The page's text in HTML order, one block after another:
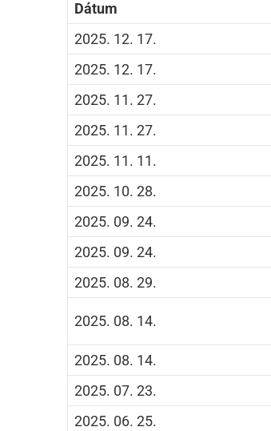
Dátum
2025. 12. 17.
2025. 12. 17.
2025. 11. 27.
2025. 11. 27.
2025. 11. 11.
2025. 10. 28.
2025. 09. 24.
2025. 09. 24.
2025. 08. 29.
2025. 08. 14.
2025. 08. 14.
2025. 07. 23.
2025. 06. 25.